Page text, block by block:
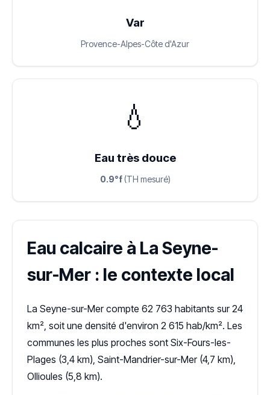
Var
Provence-Alpes-Côte d'Azur
💧
Eau très douce
0.9°f(TH mesuré)
Eau calcaire à La Seyne-
sur-Mer : le contexte local
La Seyne-sur-Mer compte 62 763 habitants sur 24
km², soit une densité d'environ 2 615 hab/km². Les
communes les plus proches sont Six-Fours-les-
Plages (3,4 km), Saint-Mandrier-sur-Mer (4,7 km),
Ollioules (5,8 km).